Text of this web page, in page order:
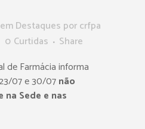
emDestaques porcrfpa
0 Curtidas
Share
de Farmácia informa
07 e 30/07não
na Sede e nas